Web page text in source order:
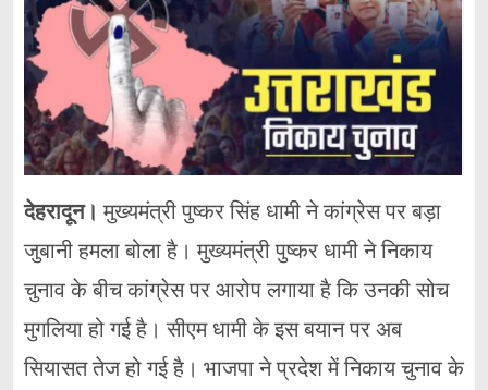
देहरादून। मुख्यमंत्री पुष्कर सिंह धामी ने कांग्रेस पर बड़ा
जुबानी हमला बोला है। मुख्यमंत्री पुष्कर धामी ने निकाय
चुनाव के बीच कांग्रेस पर आरोप लगाया है कि उनकी सोच
मुगलिया हो गई है। सीएम धामी के इस बयान पर अब
सियासत तेज हो गई है। भाजपा ने प्रदेश में निकाय चुनाव के